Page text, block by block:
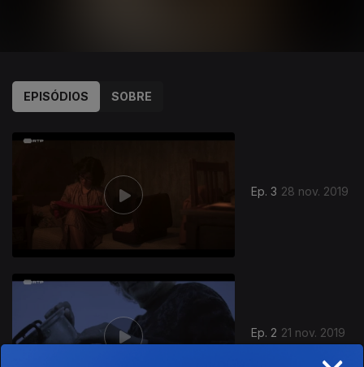
EPISÓDIOS SOBRE
Ep. 3 28 nov. 2019
Ep. 2 21 nov. 2019